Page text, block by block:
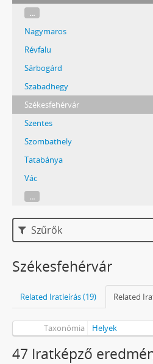
...
Nagymaros
Révfalu
Sárbogárd
Szabadhegy
Székesfehérvár
Szentes
Szombathely
Tatabánya
Vác
...
Szűrők
Székesfehérvár
Related Iratleírás (19) Related
Taxonómia Helyek
47 Iratképző